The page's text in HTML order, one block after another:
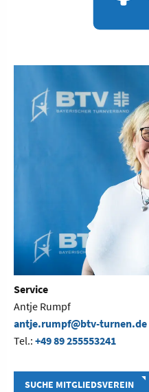
Service
Antje Rumpf
antje.rumpf@btv-turnen.de
Tel.: +49 89 255553241
SUCHE MITGLIEDSVEREIN